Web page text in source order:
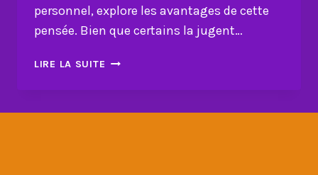
personnel, explore les avantages de cette
pensée. Bien que certains la jugent…
LIRE LA SUITE PENSÉE